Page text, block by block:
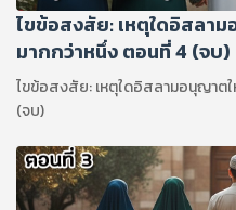
ไขข้อสงสัย: เหตุใดอิสลา
มากกว่าหนึ่ง ตอนที่ 4 (จบ)
ไขข้อสงสัย: เหตุใดอิสลามอนุญาต
(จบ)